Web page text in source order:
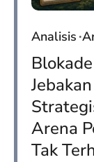
Analisis
Arena
Tak